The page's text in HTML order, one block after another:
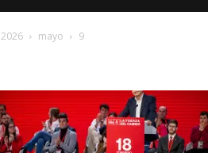
2026 mayo 9